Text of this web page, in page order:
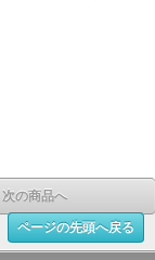
次の商品へ
ページの先頭へ戻る